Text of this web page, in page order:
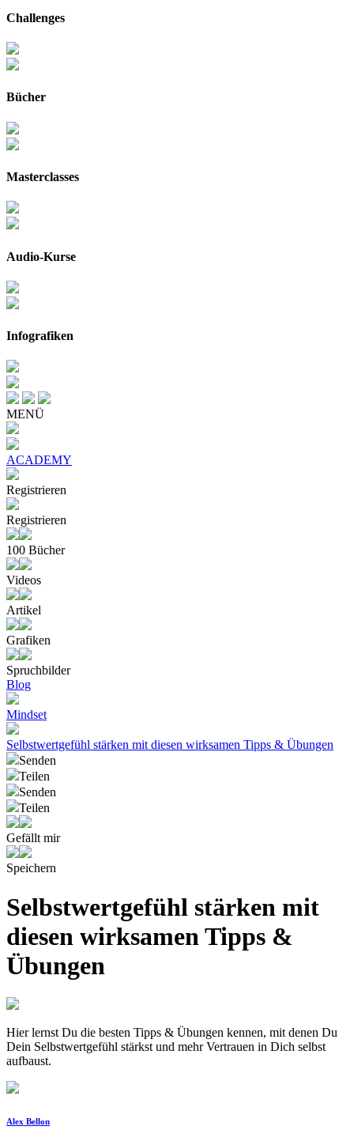
Challenges
Bücher
Masterclasses
Audio-Kurse
Infografiken
MENÜ
ACADEMY
Registrieren
Registrieren
100 Bücher
Videos
Artikel
Grafiken
Spruchbilder
Blog
Mindset
Selbstwertgefühl stärken mit diesen wirksamen Tipps & Übungen
Senden
Teilen
Senden
Teilen
Gefällt mir
Speichern
Selbstwertgefühl stärken mit
diesen wirksamen Tipps &
Übungen
Hier lernst Du die besten Tipps & Übungen kennen, mit denen Du
Dein Selbstwertgefühl stärkst und mehr Vertrauen in Dich selbst
aufbaust.
Alex Bellon